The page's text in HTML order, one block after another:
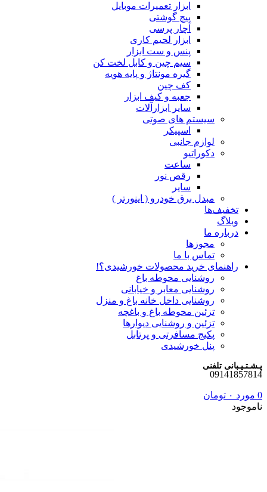
ابزار تعمیرات موبایل
پیچ گوشتی
آچار پرسی
ابزار لحیم کاری
پنس و ست ابزار
سیم چین و کابل لخت کن
گیره مونتاژ و پایه هویه
کف چین
جعبه و کیف ابزار
سایر ابزارآلات
سیستم های صوتی
اسپیکر
لوازم جانبی
دکوراتیو
ساعت
رقص نور
سایر
مبدل برق خودرو ( اینورتر )
تخفیف‌ها
وبلاگ
درباره ما
مجوزها
تماس با ما
راهنمای خرید محصولات خورشیدی؟!
روشنایی محوطه باغ
روشنایی معابر و خیابانی
روشنایی داخل خانه باغ و منزل
تزئین محوطه باغ و باغچه
تزئین و روشنایی دیوارها
پکیج مسافرتی و پرتابل
پنل خورشیدی
پـشـتـیـبانی تلفنی
09141857814
0 مورد ۰ تومان
ناموجود